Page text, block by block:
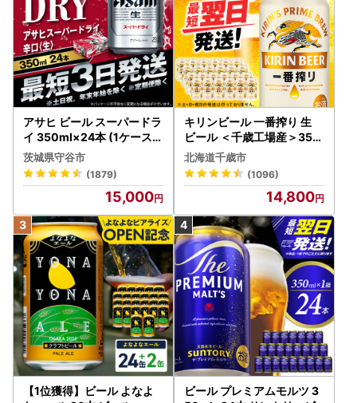
アサヒ ビール スーパードラ
イ 350ml×24本 (1ケース)
究極の辛口 ＜茨城工場＞ 缶
ビール Asahi superDRY お
酒
茨城県守谷市
(1879)
15,000
キリンビール 一番搾り 生
ビール ＜千歳工場産＞350
ml（24本）
北海道千歳市
(1096)
14,800
【1位獲得】ビール よなよ
ビール プレミアムモルツ 3